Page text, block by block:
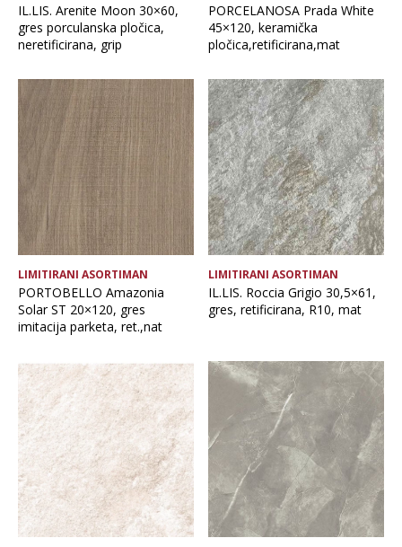
IL.LIS. Arenite Moon 30×60,
gres porculanska pločica,
neretificirana, grip
PORCELANOSA Prada White
45×120, keramička
pločica,retificirana,mat
LIMITIRANI ASORTIMAN
PORTOBELLO Amazonia
Solar ST 20×120, gres
imitacija parketa, ret.,nat
LIMITIRANI ASORTIMAN
IL.LIS. Roccia Grigio 30,5×61,
gres, retificirana, R10, mat